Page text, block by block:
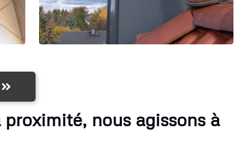
nous agissons à